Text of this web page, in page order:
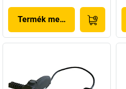
Termék megjelenítése